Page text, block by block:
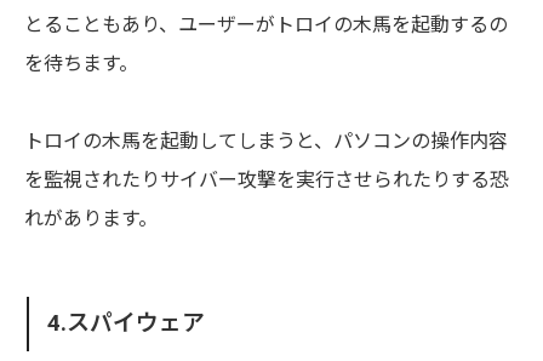
とることもあり、ユーザーがトロイの木馬を起動するの
を待ちます。
トロイの木馬を起動してしまうと、パソコンの操作内容
を監視されたりサイバー攻撃を実行させられたりする恐
れがあります。
4.スパイウェア